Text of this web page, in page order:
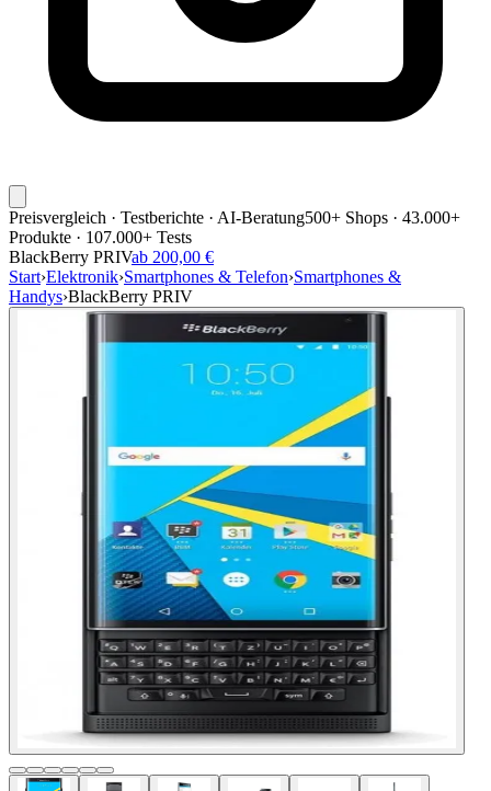
Preisvergleich · Testberichte · AI-Beratung500+ Shops · 43.000+
Produkte · 107.000+ Tests
BlackBerry PRIVab 200,00 €
Start›Elektronik›Smartphones & Telefon›Smartphones &
Handys›BlackBerry PRIV